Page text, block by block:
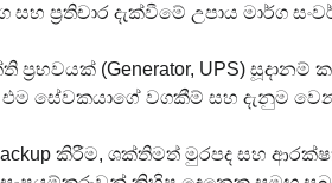
සහ ප්‍රතිචාර දැක්වීමේ උපාය මාර්ග
(Generator, UPS) සූදානම්
සේවකයාගේ වගකීම් සහ දැනුම
කිරීම, ශක්තිමත් මුරපද සහ